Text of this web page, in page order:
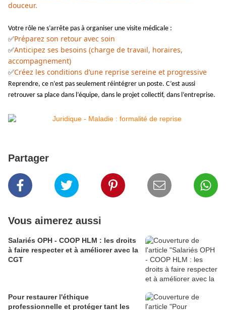
douceur.
Votre rôle ne s’arrête pas à organiser une visite médicale :
✅Préparez son retour avec soin
✅Anticipez ses besoins (charge de travail, horaires,
accompagnement)
✅Créez les conditions d’une reprise sereine et progressive
Reprendre, ce n’est pas seulement réintégrer un poste. C’est aussi
retrouver sa place dans l’équipe, dans le projet collectif, dans l’entreprise.
Partager
Vous aimerez aussi
Salariés OPH - COOP HLM : les droits
à faire respecter et à améliorer avec la
CGT
Pour restaurer l'éthique
professionnelle et protéger tant les